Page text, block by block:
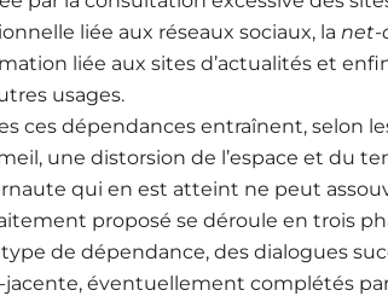
liée aux réseaux sociaux, la net-
liée aux sites d’actualités et
usages.
ces dépendances entraînent, selon
une distorsion de l’espace et du
qui en est atteint ne peut
proposé se déroule en trois
de dépendance, des dialogues
jacente, éventuellement complétés